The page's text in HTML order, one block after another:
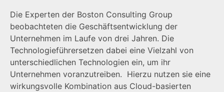
Die Experten der Boston Consulting Group
beobachteten die Geschäftsentwicklung der
Unternehmen im Laufe von drei Jahren. Die
Technologieführersetzen dabei eine Vielzahl von
unterschiedlichen Technologien ein, um ihr
Unternehmen voranzutreiben. Hierzu nutzen sie eine
wirkungsvolle Kombination aus Cloud-basierten